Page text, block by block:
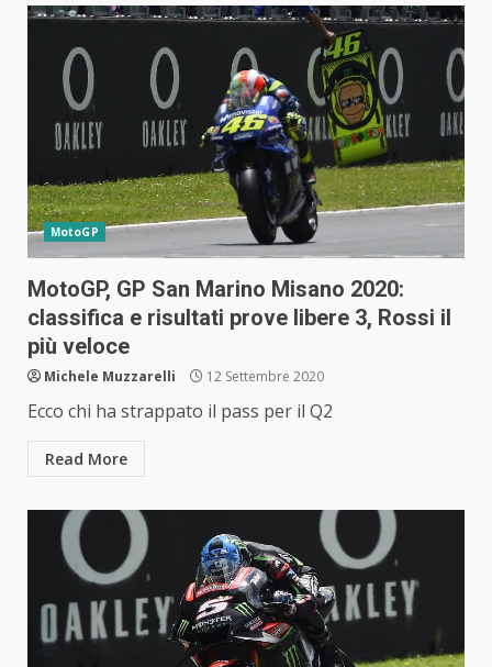
MotoGP
MotoGP, GP San Marino Misano 2020:
classifica e risultati prove libere 3, Rossi il
più veloce
Michele Muzzarelli 12 Settembre 2020
Ecco chi ha strappato il pass per il Q2
Read More